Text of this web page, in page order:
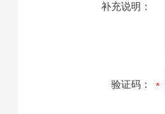
补充说明：
验证码：